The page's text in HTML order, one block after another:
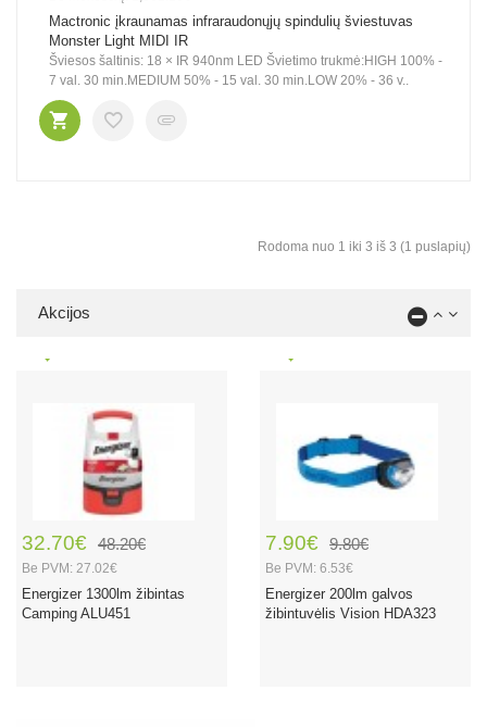
Mactronic įkraunamas infraraudonųjų spindulių šviestuvas
Monster Light MIDI IR
Šviesos šaltinis: 18 × IR 940nm LED Švietimo trukmė:HIGH 100% -
7 val. 30 min.MEDIUM 50% - 15 val. 30 min.LOW 20% - 36 v..
Rodoma nuo 1 iki 3 iš 3 (1 puslapių)
Akcijos
32.70€ 48.20€
Be PVM: 27.02€
Energizer 1300lm žibintas
Camping ALU451
7.90€ 9.80€
Be PVM: 6.53€
Energizer 200lm galvos
žibintuvėlis Vision HDA323